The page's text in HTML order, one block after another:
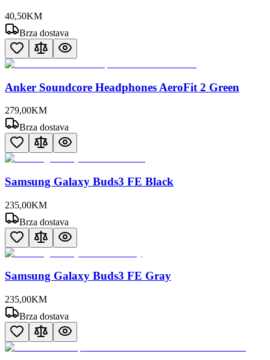
40,50KM
Brza dostava
Anker Soundcore Headphones AeroFit 2 Green
279,00KM
Brza dostava
Samsung Galaxy Buds3 FE Black
235,00KM
Brza dostava
Samsung Galaxy Buds3 FE Gray
235,00KM
Brza dostava